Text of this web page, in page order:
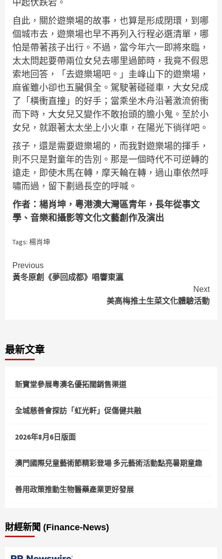
中起伏跌宕。
自此，關於遊樂場的故事，也算是形成閉環，到哪
個城市去，遊樂場也早不再列入行程必選清單，哪
怕是帶著孩子出行。不過，當今年六一即將來臨，
太太問起要帶兩位女兒去哪里過節時，我竟不假思
索地回答，「去遊樂場吧。」圭峰山下的遊樂場，
麻雀雖小卻也五臟俱全。駕駛著碰碰車，大女兒成
了「橫衝直撞」的好手；當乘坐木舟沿著激流俯衝
而下時，大女兒又變作不敢抬頭的膽小鬼。至於小
女兒，就跟著太太坐上小火車，在陽光下徜徉吧。
孩子，還是需要遊樂場的，而我對遊樂場的揮手，
則不只是對童年的告別。那是一個時代不可逆轉的
遠走，即使木馬在轉，摩天輪在轉，過山車依然呼
嘯而過，留下劃過長空的呼喊。
作者：楊肖坤，粵港澳大灣區青年，長年從事文
學、音樂和攝影等文化文藝創作及演出
Tags: 楊肖坤
Continue
Reading
Previous
黃冬原創《夢回成都》唱響東瀛
Next
美高梅推土生菜文化體驗活動
最新文章
新寶堂參展粵澳名優拓闊銷售渠道
全城慈善會探訪「虹光軒」促傷健共融
2026年8月6日版面
澳門國際兒童藝術節精彩登場 多元藝術活動點亮暑期童趣
善用政策推動生物醫藥產業更好發展
財經新聞 (Finance-News)